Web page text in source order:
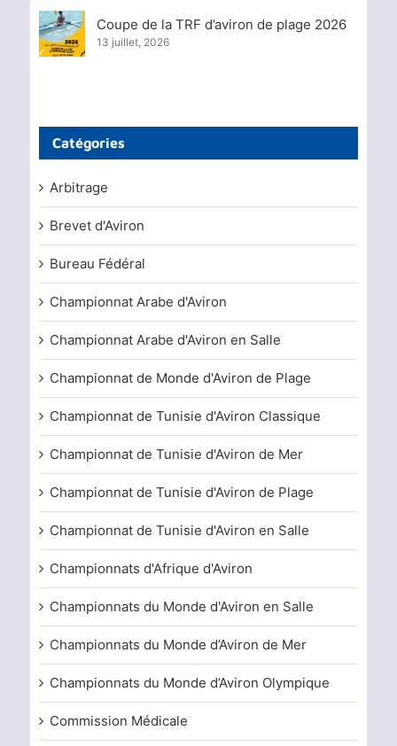
Coupe de la TRF d’aviron de plage 2026
13 juillet, 2026
Catégories
Arbitrage
Brevet d'Aviron
Bureau Fédéral
Championnat Arabe d'Aviron
Championnat Arabe d'Aviron en Salle
Championnat de Monde d'Aviron de Plage
Championnat de Tunisie d'Aviron Classique
Championnat de Tunisie d'Aviron de Mer
Championnat de Tunisie d'Aviron de Plage
Championnat de Tunisie d'Aviron en Salle
Championnats d'Afrique d'Aviron
Championnats du Monde d'Aviron en Salle
Championnats du Monde d’Aviron de Mer
Championnats du Monde d’Aviron Olympique
Commission Médicale